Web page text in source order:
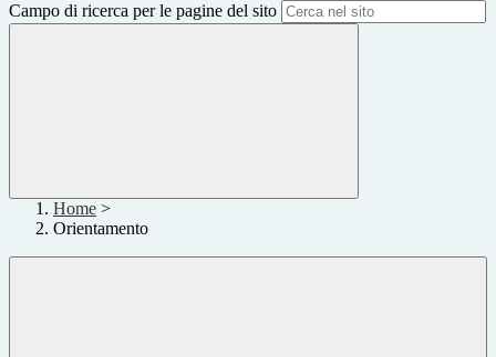
Campo di ricerca per le pagine del sito
Home >
Orientamento